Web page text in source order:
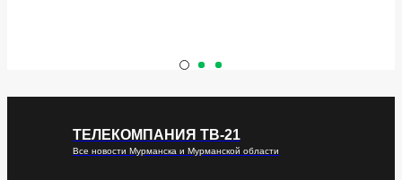
ТЕЛЕКОМПАНИЯ ТВ-21
Все новости Мурманска и Мурманской области